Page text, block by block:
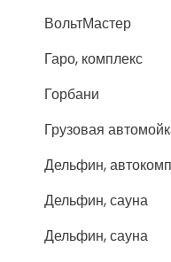
ВольтМастер
Гаро, комплекс
Горбани
Грузовая
Дельфин,
Дельфин, сауна
Дельфин, сауна